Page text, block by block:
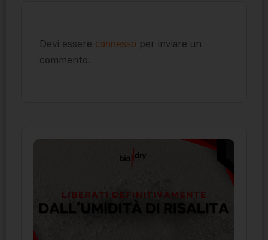
Devi essere connesso per inviare un
commento.